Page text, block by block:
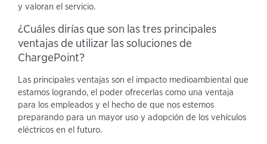
y valoran el servicio.
¿Cuáles dirías que son las tres principales
ventajas de utilizar las soluciones de
ChargePoint?
Las principales ventajas son el impacto medioambiental que
estamos logrando, el poder ofrecerlas como una ventaja
para los empleados y el hecho de que nos estemos
preparando para un mayor uso y adopción de los vehículos
eléctricos en el futuro.